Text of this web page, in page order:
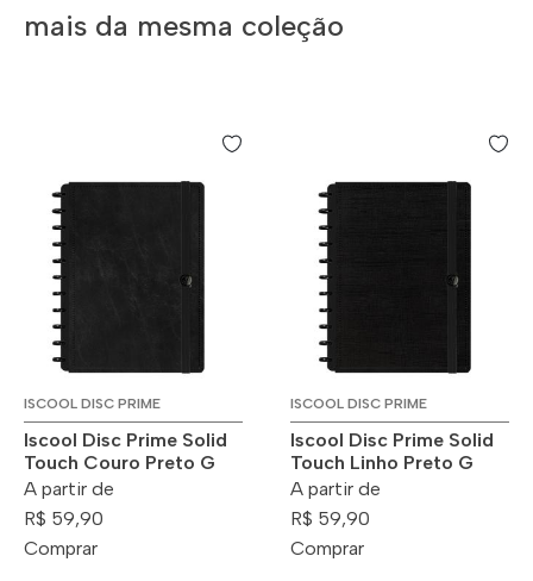
mais da mesma coleção
ISCOOL DISC PRIME
Iscool Disc Prime Solid
Touch Couro Preto G
A partir de
R$ 59,90
Comprar
ISCOOL DISC PRIME
Iscool Disc Prime Solid
Touch Linho Preto G
A partir de
R$ 59,90
Comprar